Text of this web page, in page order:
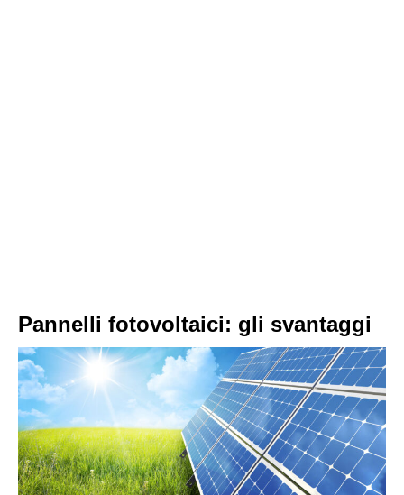
Pannelli fotovoltaici: gli svantaggi